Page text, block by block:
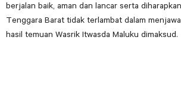
berjalan baik, aman dan lancar serta
Tenggara Barat tidak terlambat dalam
hasil temuan Wasrik Itwasda Maluku dimaksud.